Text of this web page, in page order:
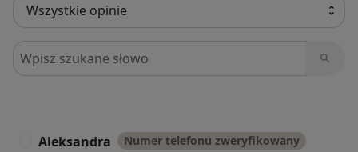
Szukaj w opiniach
Aleksandra Numer telefonu zweryfikowany